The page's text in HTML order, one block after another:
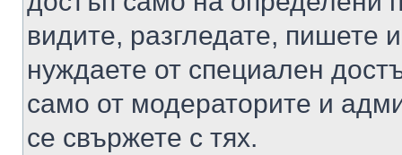
видите, разгледате, пишете
нуждаете от специален
само от модераторите и
се свържете с тях.